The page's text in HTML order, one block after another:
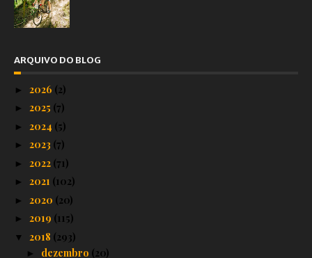
ARQUIVO DO BLOG
► 2026 (2)
► 2025 (7)
► 2024 (5)
► 2023 (7)
► 2022 (71)
► 2021 (102)
► 2020 (20)
► 2019 (115)
▼ 2018 (293)
► dezembro (20)